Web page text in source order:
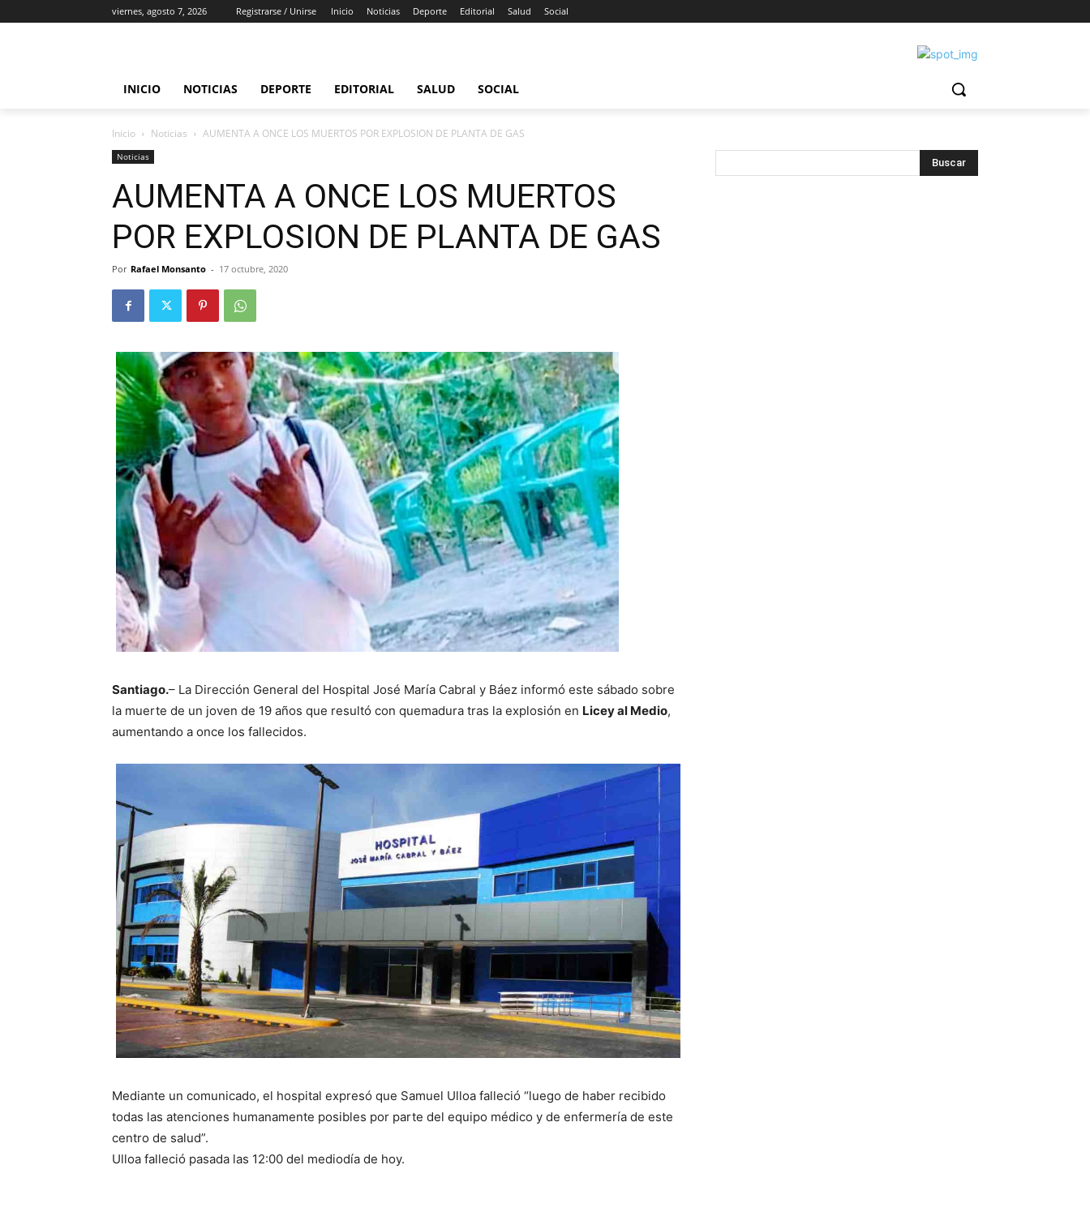
viernes, agosto 7, 2026 Registrarse / Unirse Inicio Noticias Deporte Editorial Salud Social
INICIO NOTICIAS DEPORTE EDITORIAL SALUD SOCIAL
Inicio Noticias AUMENTA A ONCE LOS MUERTOS POR EXPLOSION DE PLANTA DE GAS
Noticias
AUMENTA A ONCE LOS MUERTOS
POR EXPLOSION DE PLANTA DE GAS
Por Rafael Monsanto - 17 octubre, 2020
Santiago.– La Dirección General del Hospital José María Cabral y Báez informó este sábado sobre
la muerte de un joven de 19 años que resultó con quemadura tras la explosión en Licey al Medio,
aumentando a once los fallecidos.
Mediante un comunicado, el hospital expresó que Samuel Ulloa falleció “luego de haber recibido
todas las atenciones humanamente posibles por parte del equipo médico y de enfermería de este
centro de salud”.
Ulloa falleció pasada las 12:00 del mediodía de hoy.